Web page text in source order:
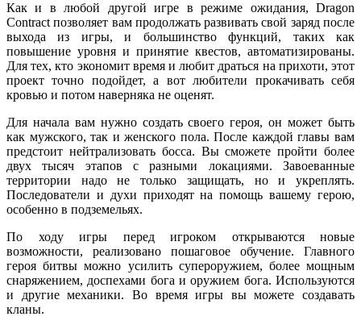
Как и в любой другой игре в режиме ожидания, Dragon
Contract позволяет вам продолжать развивать свой заряд после
выхода из игры, и большинство функций, таких как
повышение уровня и принятие квестов, автоматизированы.
Для тех, кто экономит время и любит драться на прихоти, этот
проект точно подойдет, а вот любители прокачивать себя
кровью и потом наверняка не оценят.
Для начала вам нужно создать своего героя, он может быть
как мужского, так и женского пола. После каждой главы вам
предстоит нейтрализовать босса. Вы сможете пройти более
двух тысяч этапов с разными локациями. Завоеванные
территории надо не только защищать, но и укреплять.
Последователи и духи приходят на помощь вашему герою,
особенно в подземельях.
По ходу игры перед игроком открываются новые
возможности, реализовано пошаговое обучение. Главного
героя битвы можно усилить супероружием, более мощным
снаряжением, доспехами бога и оружием бога. Используются
и другие механики. Во время игры вы можете создавать
кланы.